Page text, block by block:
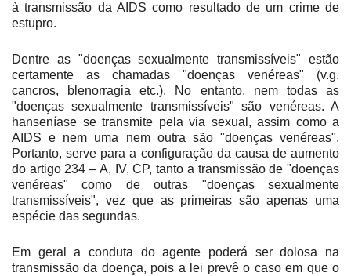
à transmissão da AIDS como resultado de um crime de
estupro.
Dentre as "doenças sexualmente transmissíveis" estão
certamente as chamadas "doenças venéreas" (v.g.
cancros, blenorragia etc.). No entanto, nem todas as
"doenças sexualmente transmissíveis" são venéreas. A
hanseníase se transmite pela via sexual, assim como a
AIDS e nem uma nem outra são "doenças venéreas".
Portanto, serve para a configuração da causa de aumento
do artigo 234 – A, IV, CP, tanto a transmissão de "doenças
venéreas" como de outras "doenças sexualmente
transmissíveis", vez que as primeiras são apenas uma
espécie das segundas.
Em geral a conduta do agente poderá ser dolosa na
transmissão da doença, pois a lei prevê o caso em que o